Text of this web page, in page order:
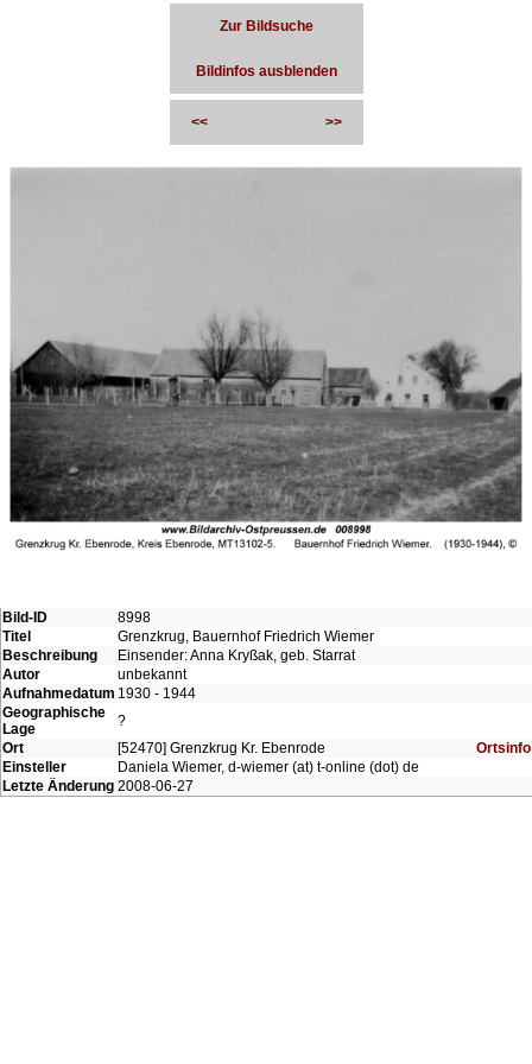
Zur Bildsuche
Bildinfos ausblenden
<< >>
Bild-ID
8998
Titel
Grenzkrug, Bauernhof Friedrich Wiemer
Beschreibung
Einsender: Anna Kryßak, geb. Starrat
Autor
unbekannt
Aufnahmedatum 1930 - 1944
Geographische
Lage
?
Ort
[52470] Grenzkrug Kr. Ebenrode
Ortsinfo
Einsteller
Daniela Wiemer, d-wiemer (at) t-online (dot) de
Letzte Änderung 2008-06-27